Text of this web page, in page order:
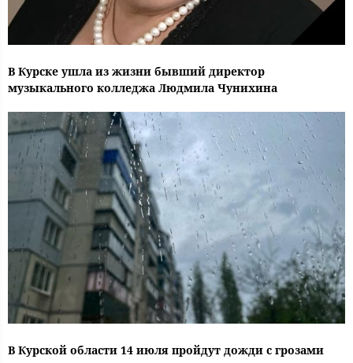
В Курске ушла из жизни бывший директор
музыкального колледжа Людмила Чунихина
В Курской области 14 июля пройдут дожди с грозами